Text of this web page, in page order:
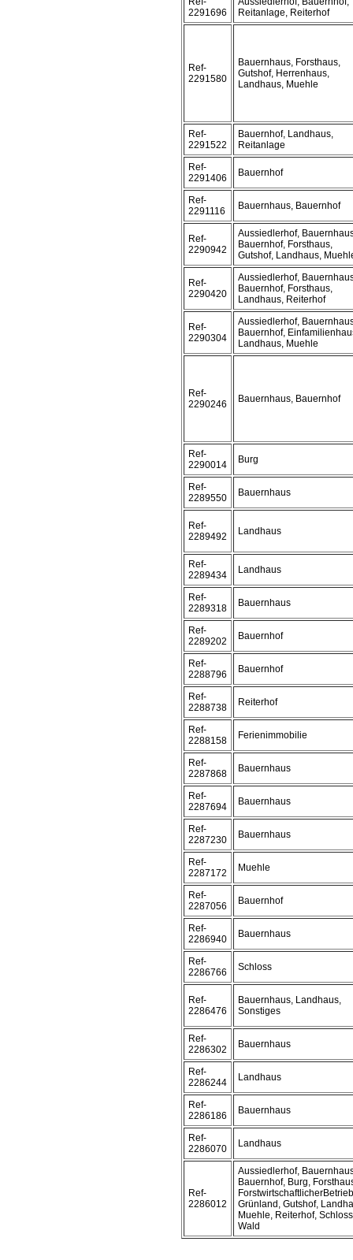
2291696
Reitanlage, Reiterhof
Ref-
2291580
Bauernhaus, Forsthaus,
Gutshof, Herrenhaus,
Landhaus, Muehle
Ref-
2291522
Bauernhof, Landhaus,
Reitanlage
Ref-
2291406
Bauernhof
Ref-
2291116
Bauernhaus, Bauernhof
Ref-
2290942
Aussiedlerhof,
Bauernhof, Forsthaus,
Gutshof, Landhaus,
Ref-
2290420
Aussiedlerhof,
Bauernhof, Forsthaus,
Landhaus, Reiterhof
Ref-
2290304
Aussiedlerhof,
Bauernhof,
Landhaus, Muehle
Ref-
2290246
Bauernhaus, Bauernhof
Ref-
2290014
Burg
Ref-
2289550
Bauernhaus
Ref-
2289492
Landhaus
Ref-
2289434
Landhaus
Ref-
2289318
Bauernhaus
Ref-
2289202
Bauernhof
Ref-
2288796
Bauernhof
Ref-
2288738
Reiterhof
Ref-
2288158
Ferienimmobilie
Ref-
2287868
Bauernhaus
Ref-
2287694
Bauernhaus
Ref-
2287230
Bauernhaus
Ref-
2287172
Muehle
Ref-
2287056
Bauernhof
Ref-
2286940
Bauernhaus
Ref-
2286766
Schloss
Ref-
2286476
Bauernhaus, Landhaus,
Sonstiges
Ref-
2286302
Bauernhaus
Ref-
2286244
Landhaus
Ref-
2286186
Bauernhaus
Ref-
2286070
Landhaus
Ref-
2286012
Aussiedlerhof,
Bauernhof, Burg,
Grünland, Gutshof,
Muehle, Reiterhof,
Wald